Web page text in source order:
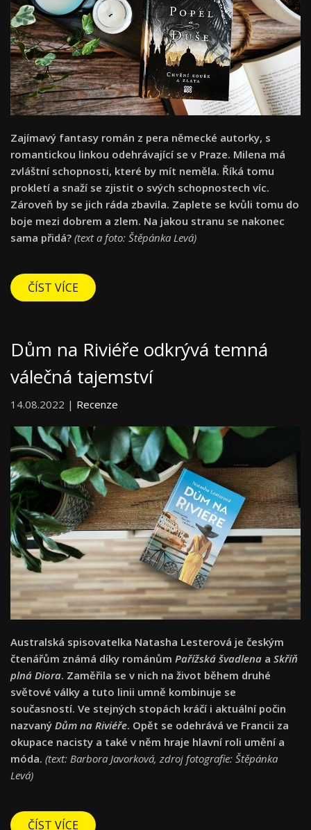
Zajímavý fantasy román z pera německé autorky, s
romantickou linkou odehrávající se v Praze. Milena má
zvláštní schopnosti, které by mít neměla. Říká tomu
prokletí a snaží se zjistit o svých schopnostech víc.
Zároveň by se jich ráda zbavila. Zaplete se kvůli tomu do
boje mezi dobrem a zlem. Na jakou stranu se nakonec
sama přidá? (text a foto: Štěpánka Levá)
ČÍST VÍCE
Dům na Riviéře odkrývá temná
válečná tajemství
14.08.2022 | Recenze
Australská spisovatelka Natasha Lesterová je českým
čtenářům známá díky románům Pařížská švadlena a Skříň
plná Diora. Zaměřila se v nich na život během druhé
světové války a tuto linii umně kombinuje se
současností. Ve stejných stopách kráčí i aktuální počin
nazvaný Dům na Riviéře. Opět se odehrává ve Francii za
okupace nacisty a také v něm hraje hlavní roli umění a
móda. (text: Barbora Javorková, zdroj fotografie: Štěpánka
Levá)
ČÍST VÍCE